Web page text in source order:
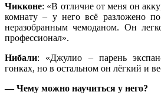
Чикконе: «В отличие от меня он
комнату – у него всё разложено
неразобранным чемоданом. Он
профессионал».
Нибали: «Джулио – парень
гонках, но в остальном он лёгкий и
— Чему можно научиться у него?